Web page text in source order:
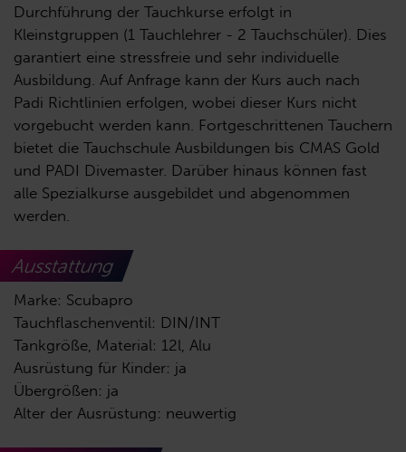
Durchführung der Tauchkurse erfolgt in
Kleinstgruppen (1 Tauchlehrer - 2 Tauchschüler). Dies
garantiert eine stressfreie und sehr individuelle
Ausbildung. Auf Anfrage kann der Kurs auch nach
Padi Richtlinien erfolgen, wobei dieser Kurs nicht
vorgebucht werden kann. Fortgeschrittenen Tauchern
bietet die Tauchschule Ausbildungen bis CMAS Gold
und PADI Divemaster. Darüber hinaus können fast
alle Spezialkurse ausgebildet und abgenommen
werden.
Ausstattung
Marke: Scubapro
Tauchflaschenventil: DIN/INT
Tankgröße, Material: 12l, Alu
Ausrüstung für Kinder: ja
Übergrößen: ja
Alter der Ausrüstung: neuwertig